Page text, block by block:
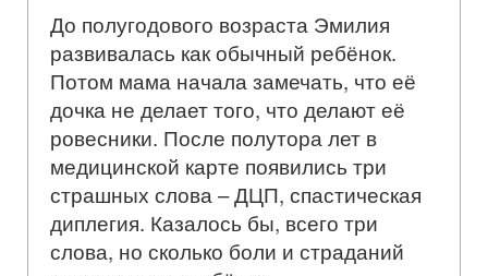
До полугодового возраста Эмилия
развивалась как обычный ребёнок.
Потом мама начала замечать, что её
дочка не делает того, что делают её
ровесники. После полутора лет в
медицинской карте появились три
страшных слова – ДЦП, спастическая
диплегия. Казалось бы, всего три
слова, но сколько боли и страданий